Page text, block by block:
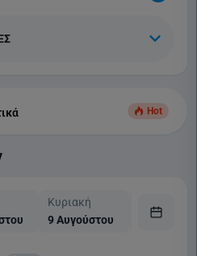
Hot
Κυριακή
9 Αυγούστου
10